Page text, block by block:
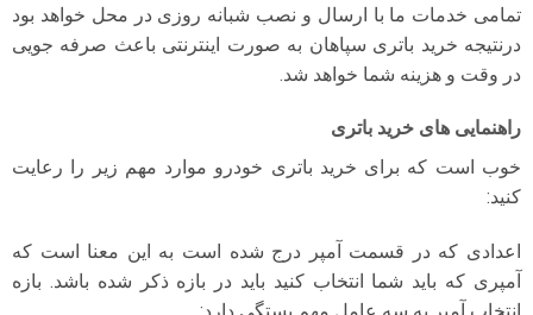
تمامی خدمات ما با ارسال و نصب شبانه روزی در محل خواهد بود
درنتیجه خرید باتری سپاهان به صورت اینترنتی باعث صرفه جویی
در وقت و هزینه شما خواهد شد.
راهنمایی های خرید باتری
خوب است که برای خرید باتری خودرو موارد مهم زیر را رعایت
کنید:
اعدادی که در قسمت آمپر درج شده است به این معنا است که
آمپری که باید شما انتخاب کنید باید در بازه ذکر شده باشد. بازه